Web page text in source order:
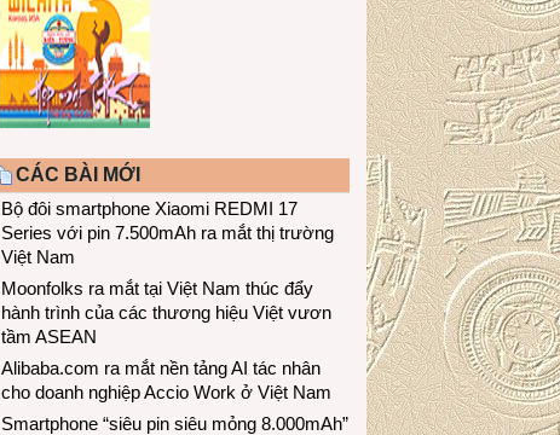
CÁC BÀI MỚI
Bộ đôi smartphone Xiaomi REDMI 17
Series với pin 7.500mAh ra mắt thị trường
Việt Nam
Moonfolks ra mắt tại Việt Nam thúc đẩy
hành trình của các thương hiệu Việt vươn
tầm ASEAN
Alibaba.com ra mắt nền tảng AI tác nhân
cho doanh nghiệp Accio Work ở Việt Nam
Smartphone “siêu pin siêu mỏng 8.000mAh”